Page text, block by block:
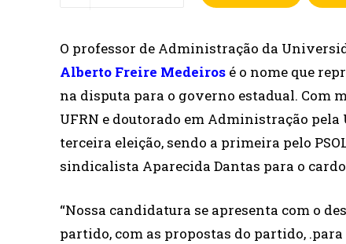
O professor de Administração da
Alberto Freire Medeiros é o nome que
na disputa para o governo estadual. Com
UFRN e doutorado em Administração pela
terceira eleição, sendo a primeira pelo
sindicalista Aparecida Dantas para o
“Nossa candidatura se apresenta com o
partido, com as propostas do partido,